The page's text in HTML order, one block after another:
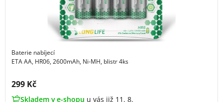
Baterie nabíjecí
ETA AA, HR06, 2600mAh, Ni-MH, blistr 4ks
Cena s DPH:
299 Kč
Skladem v e-shopu u vás již 11. 8.